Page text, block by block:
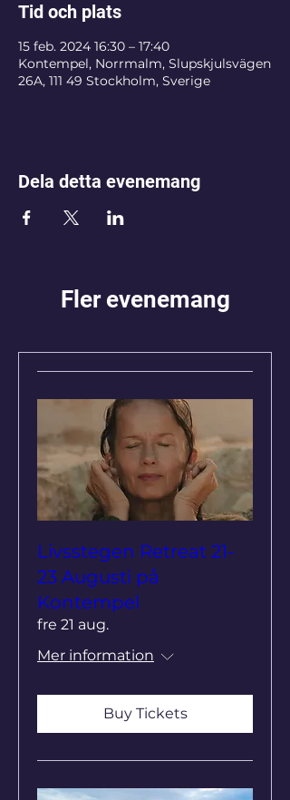
Tid och plats
15 feb. 2024 16:30 – 17:40
Kontempel, Norrmalm, Slupskjulsvägen
26A, 111 49 Stockholm, Sverige
Dela detta evenemang
Fler evenemang
Livsstegen Retreat 21-
23 Augusti på
Kontempel
fre 21 aug.
Mer information
Buy Tickets